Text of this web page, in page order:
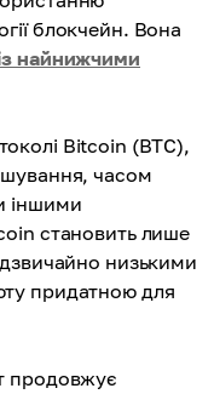
блокчейн. Вона
найнижчими
Bitcoin (BTC),
часом
іншими
становить лише
низькими
придатною для
продовжує